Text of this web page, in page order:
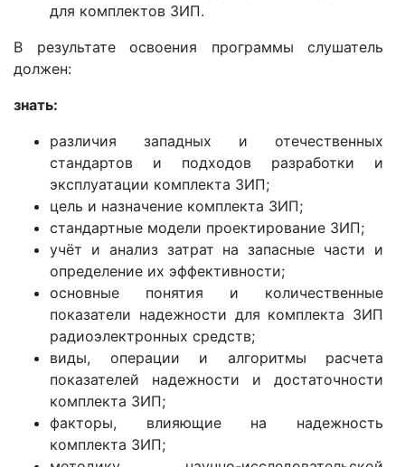
для комплектов ЗИП.
В результате освоения программы слушатель
должен:
знать:
различия западных и отечественных
стандартов и подходов разработки и
эксплуатации комплекта ЗИП;
цель и назначение комплекта ЗИП;
стандартные модели проектирование ЗИП;
учёт и анализ затрат на запасные части и
определение их эффективности;
основные понятия и количественные
показатели надежности для комплекта ЗИП
радиоэлектронных средств;
виды, операции и алгоритмы расчета
показателей надежности и достаточности
комплекта ЗИП;
факторы, влияющие на надежность
комплекта ЗИП;